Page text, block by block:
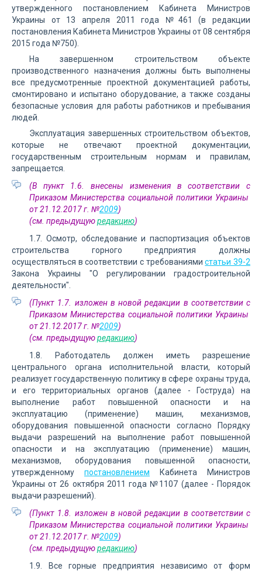
утвержденного постановлением Кабинета Министров
Украины от 13 апреля 2011 года №461 (в редакции
постановления Кабинета Министров Украины от 08 сентября
2015 года №750).
На завершенном строительством объекте
производственного назначения должны быть выполнены
все предусмотренные проектной документацией работы,
смонтировано и испытано оборудование, а также созданы
безопасные условия для работы работников и пребывания
людей.
Эксплуатация завершенных строительством объектов,
которые не отвечают проектной документации,
государственным строительным нормам и правилам,
запрещается.
(В пункт 1.6. внесены изменения в соответствии с
Приказом Министерства социальной политики Украины
от 21.12.2017 г. №2009)
(см. предыдущуюредакцию)
1.7. Осмотр, обследование и паспортизация объектов
строительства горного предприятия должны
осуществляться в соответствии с требованиямистатьи 39-2
Закона Украины "О регулировании градостроительной
деятельности".
(Пункт 1.7. изложен в новой редакции в соответствии с
Приказом Министерства социальной политики Украины
от 21.12.2017 г. №2009)
(см. предыдущуюредакцию)
1.8. Работодатель должен иметь разрешение
центрального органа исполнительной власти, который
реализует государственную политику в сфере охраны труда,
и его территориальных органов (далее - Гоструда) на
выполнение работ повышенной опасности и на
эксплуатацию (применение) машин, механизмов,
оборудования повышенной опасности согласно Порядку
выдачи разрешений на выполнение работ повышенной
опасности и на эксплуатацию (применение) машин,
механизмов, оборудования повышенной опасности,
утвержденному постановлением Кабинета Министров
Украины от 26 октября 2011 года №1107 (далее - Порядок
выдачи разрешений).
(Пункт 1.8. изложен в новой редакции в соответствии с
Приказом Министерства социальной политики Украины
от 21.12.2017 г. №2009)
(см. предыдущуюредакцию)
1.9. Все горные предприятия независимо от форм